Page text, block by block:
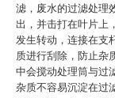
滤，废水的过滤处理
出，并击打在叶片上
发生转动，连接在支
质进行刮除，防止杂
中会搅动处理筒与过
杂质不容易沉淀在过